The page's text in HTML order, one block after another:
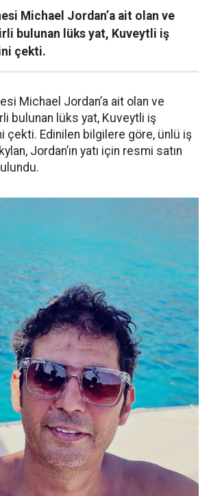
Michael Jordan’a ait olan ve
bulunan lüks yat, Kuveytli iş
çekti.
Michael Jordan’a ait olan ve
bulunan lüks yat, Kuveytli iş
çekti. Edinilen bilgilere göre, ünlü iş
Jordan’ın yatı için resmi satın